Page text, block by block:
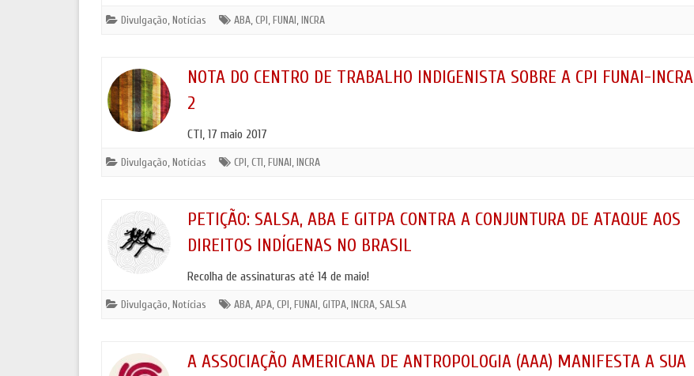
Divulgação,Notícias ABA,CPI,FUNAI,INCRA
NOTA DO CENTRO DE TRABALHO INDIGENISTA SOBRE A CPI FUNAI-INCRA
2
CTI, 17 maio 2017
Divulgação,Notícias CPI,CTI,FUNAI,INCRA
PETIÇÃO: SALSA, ABA E GITPA CONTRA A CONJUNTURA DE ATAQUE AOS
DIREITOS INDÍGENAS NO BRASIL
Recolha de assinaturas até 14 de maio!
Divulgação,Notícias ABA,APA,CPI,FUNAI,GITPA,INCRA,SALSA
A ASSOCIAÇÃO AMERICANA DE ANTROPOLOGIA (AAA) MANIFESTA A SUA